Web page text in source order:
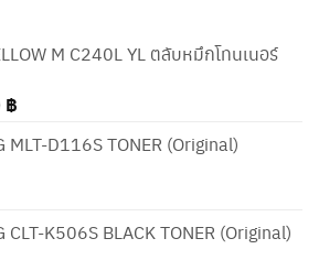
M C240L YL ตลับหมึกโทนเนอร์
฿
MLT-D116S TONER (Original)
CLT-K506S BLACK TONER (Original)